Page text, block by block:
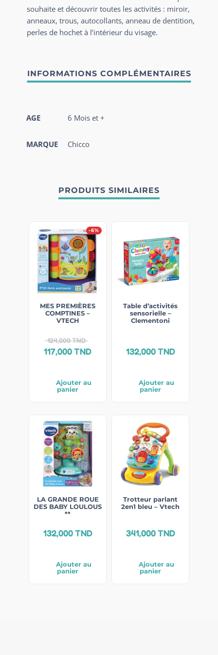
souhaite et découvrir toutes les activités : miroir,
anneaux, trous, autocollants, anneau de dentition,
perles de hochet à l’intérieur du visage.
AGE 6 Mois et +
MARQUE Chicco
PRODUITS SIMILAIRES
-6%
MES PREMIÈRES
COMPTINES –
VTECH
124,000TND
117,000TND
Ajouter au
panier
Table d’activités
sensorielle –
Clementoni
132,000TND
Ajouter au
panier
LA GRANDE ROUE
DES BABY LOULOUS
**
132,000TND
Ajouter au
panier
Trotteur parlant
2en1 bleu – Vtech
341,000TND
Ajouter au
panier